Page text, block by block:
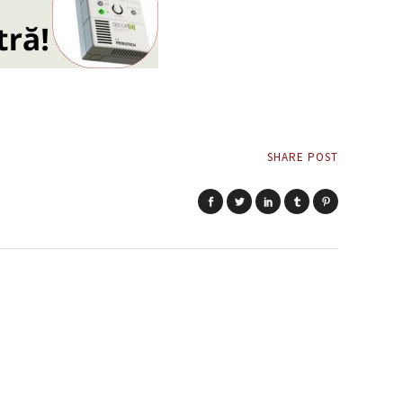
SHARE POST